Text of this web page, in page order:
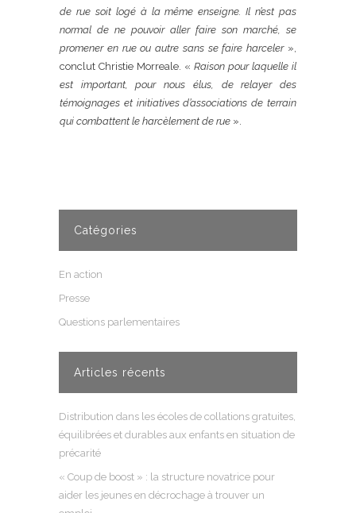
de rue soit logé à la même enseigne. Il n’est pas
normal de ne pouvoir aller faire son marché, se
promener en rue ou autre sans se faire harceler »,
conclut Christie Morreale. « Raison pour laquelle il
est important, pour nous élus, de relayer des
témoignages et initiatives d’associations de terrain
qui combattent le harcèlement de rue ».
Catégories
En action
Presse
Questions parlementaires
Articles récents
Distribution dans les écoles de collations gratuites,
équilibrées et durables aux enfants en situation de
précarité
« Coup de boost » : la structure novatrice pour
aider les jeunes en décrochage à trouver un